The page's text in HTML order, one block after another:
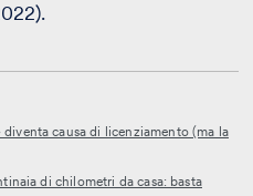
causa di licenziamento (ma la
di chilometri da casa: basta